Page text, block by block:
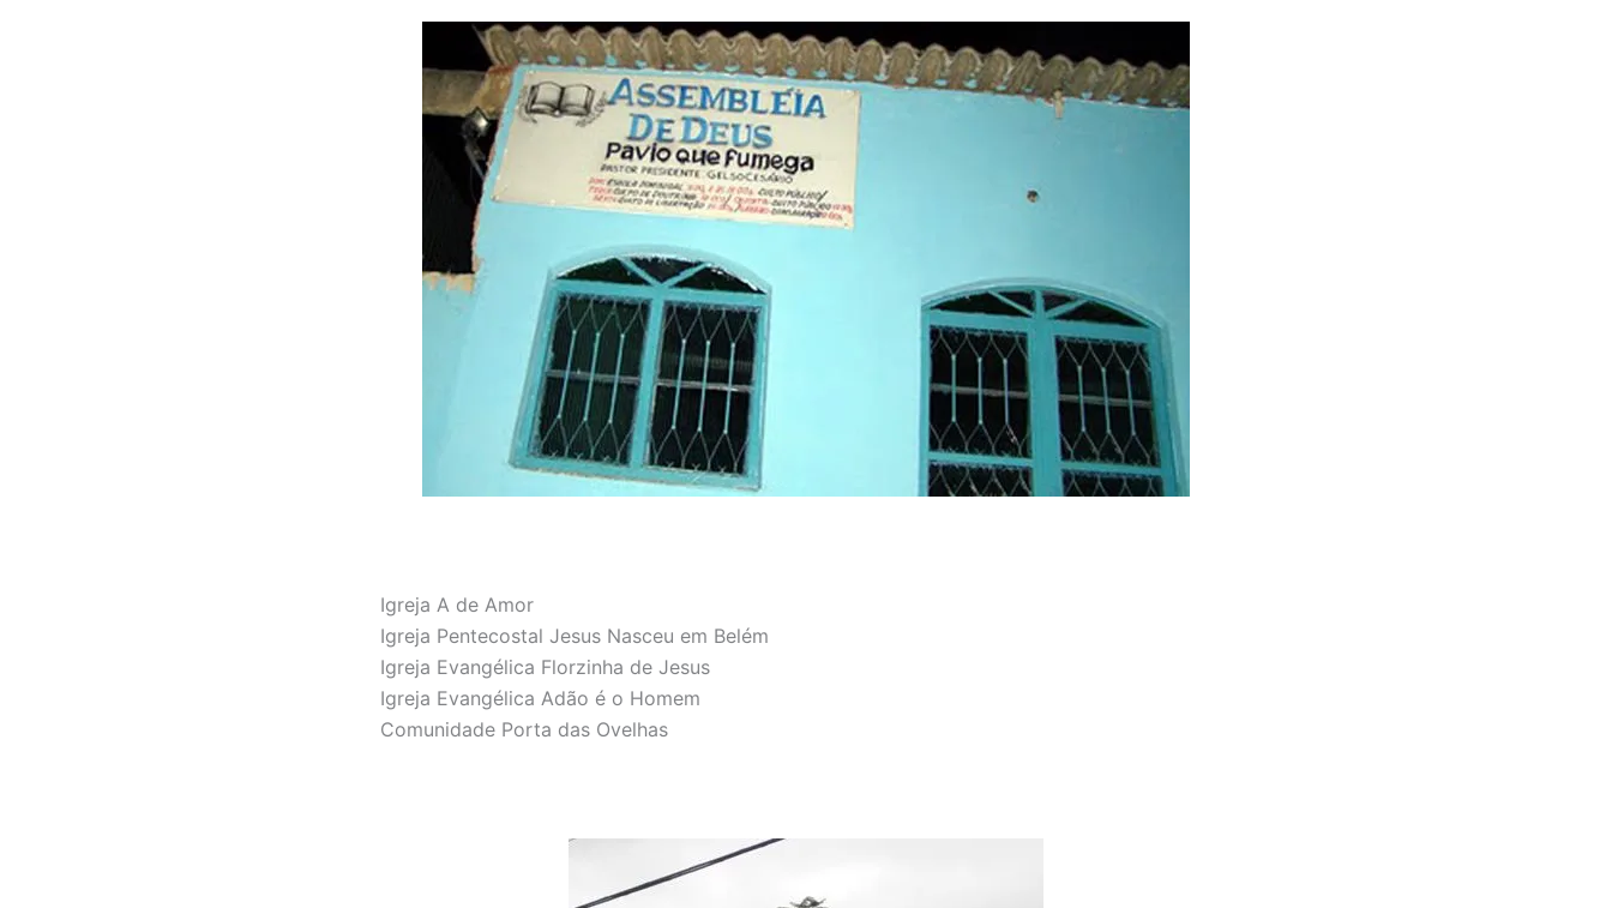
Igreja A de Amor
Igreja Pentecostal Jesus Nasceu em Belém
Igreja Evangélica Florzinha de Jesus
Igreja Evangélica Adão é o Homem
Comunidade Porta das Ovelhas